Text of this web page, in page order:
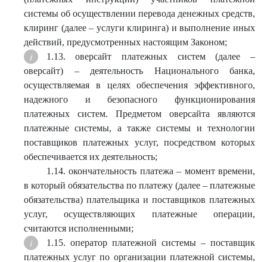
системы об осуществлении перевода денежных средств,
клиринг (далее – услуги клиринга) и выполнение иных
действий, предусмотренных настоящим Законом;
1.13. оверсайт платежных систем (далее –
оверсайт) – деятельность Национального банка,
осуществляемая в целях обеспечения эффективного,
надежного и безопасного функционирования
платежных систем. Предметом оверсайта являются
платежные системы, а также системы и технологии
поставщиков платежных услуг, посредством которых
обеспечивается их деятельность;
1.14. окончательность платежа – момент времени,
в который обязательства по платежу (далее – платежные
обязательства) плательщика и поставщиков платежных
услуг, осуществляющих платежные операции,
считаются исполненными;
1.15. оператор платежной системы – поставщик
платежных услуг по организации платежной системы,